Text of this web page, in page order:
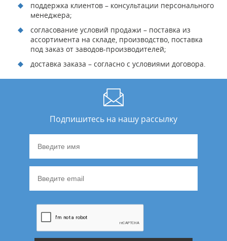
поддержка клиентов – консультации персонального
менеджера;
согласование условий продажи – поставка из
ассортимента на складе, производство, поставка
под заказ от заводов-производителей;
доставка заказа – согласно с условиями договора.
Подпишитесь на нашу рассылку